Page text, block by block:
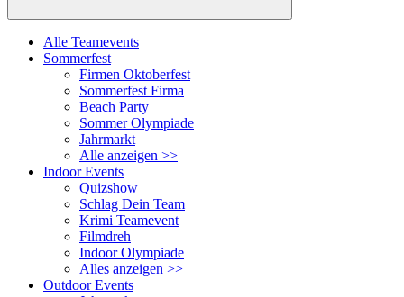
Alle Teamevents
Sommerfest
Firmen Oktoberfest
Sommerfest Firma
Beach Party
Sommer Olympiade
Jahrmarkt
Alle anzeigen >>
Indoor Events
Quizshow
Schlag Dein Team
Krimi Teamevent
Filmdreh
Indoor Olympiade
Alles anzeigen >>
Outdoor Events